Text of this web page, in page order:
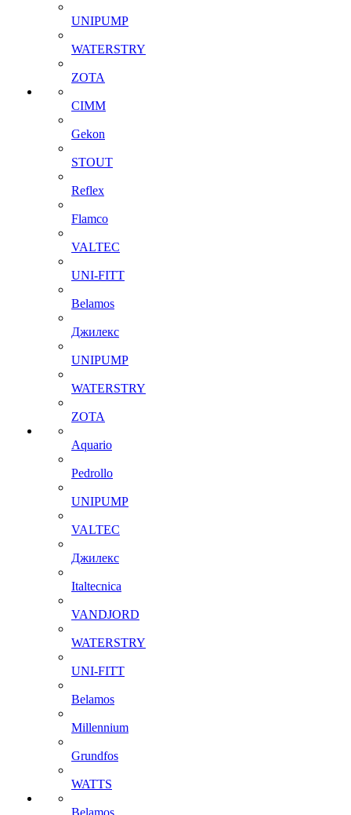
UNIPUMP
WATERSTRY
ZOTA
CIMM
Gekon
STOUT
Reflex
Flamco
VALTEC
UNI-FITT
Belamos
Джилекс
UNIPUMP
WATERSTRY
ZOTA
Aquario
Pedrollo
UNIPUMP
VALTEC
Джилекс
Italtecnica
VANDJORD
WATERSTRY
UNI-FITT
Belamos
Millennium
Grundfos
WATTS
Belamos